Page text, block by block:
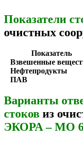
Показатели
очистных
Показатель
Взвешенные
Нефтепродукты
ПАВ
Варианты
стоков из
ЭКОРА – МО